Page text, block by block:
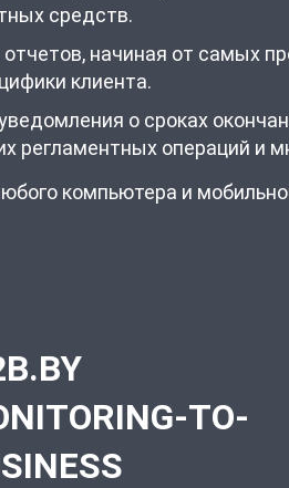
средств.
отчетов, начиная от самых
клиента.
о сроках
регламентных операций и
компьютера и
TO-